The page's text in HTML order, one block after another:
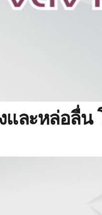
และหล่อลื่น